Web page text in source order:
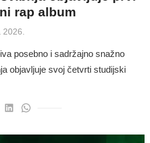
rap album
posebno i sadržajno snažno
objavljuje svoj četvrti studijski